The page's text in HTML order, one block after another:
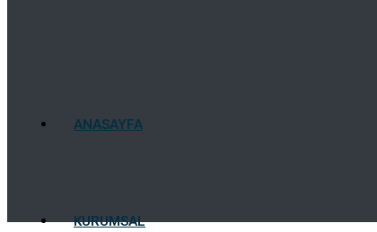
ANASAYFA
KURUMSAL